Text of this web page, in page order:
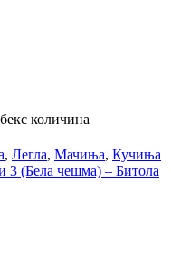
количина
, Легла, Мачиња, Кучиња
3 (Бела чешма) – Битола